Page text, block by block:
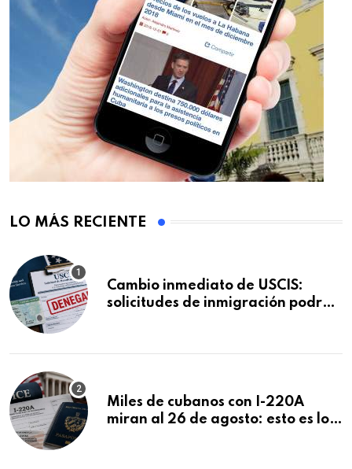
LO MÁS RECIENTE
Cambio inmediato de USCIS:
solicitudes de inmigración podrán
Miles de cubanos con I-220A
miran al 26 de agosto: esto es lo